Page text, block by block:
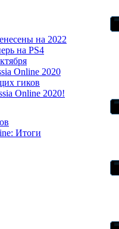
на 2022
на PS4
Online 2020
гиков
Online 2020!
Итоги